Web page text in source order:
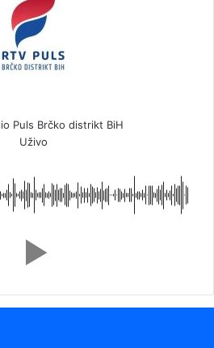
Puls Brčko distrikt BiH
Uživo